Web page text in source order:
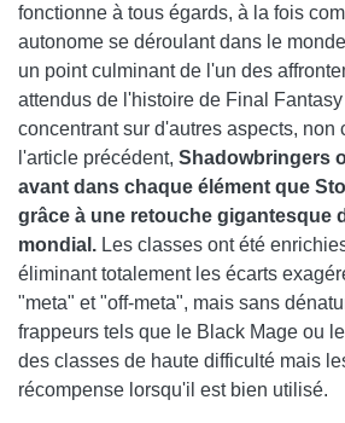
fonctionne à tous égards, à la fois
autonome se déroulant dans le
un point culminant de l'un des
attendus de l'histoire de Final
concentrant sur d'autres aspects, non
l'article précédent, Shadowbringers
avant dans chaque élément que
grâce à une retouche gigantesque
mondial. Les classes ont été
éliminant totalement les écarts
"meta" et "off-meta", mais sans
frappeurs tels que le Black Mage ou
des classes de haute difficulté mais
récompense lorsqu'il est bien utilisé.